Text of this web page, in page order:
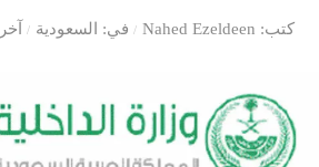
كتب Nahed Ezeldeen في السعودية